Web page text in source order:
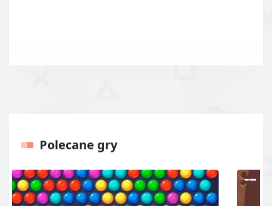
Polecane gry
Poprzednie